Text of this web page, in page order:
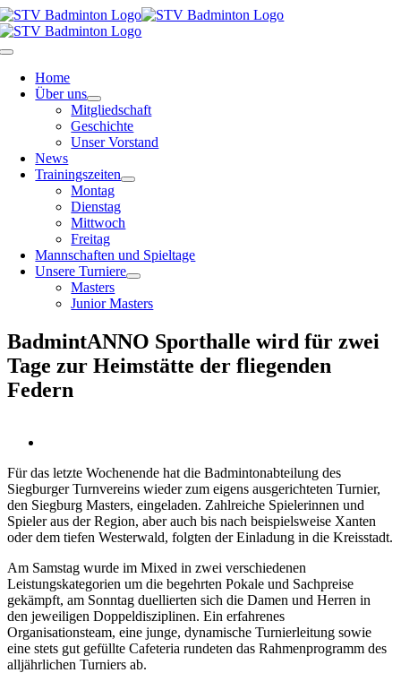
Zum
Inhalt
springen
Toggle
NavigationHome
Über uns
Mitgliedschaft
Geschichte
Unser Vorstand
News
Trainingszeiten
Montag
Dienstag
Mittwoch
Freitag
Mannschaften und Spieltage
Unsere Turniere
Masters
Junior Masters
BadmintANNO Sporthalle wird für zwei
Tage zur Heimstätte der fliegenden
Federn
Bild
Für das letzte Wochenende hat die Badmintonabteilung des
Siegburger Turnvereins wieder zum eigens ausgerichteten Turnier,
den Siegburg Masters, eingeladen. Zahlreiche Spielerinnen und
Spieler aus der Region, aber auch bis nach beispielsweise Xanten
oder dem tiefen Westerwald, folgten der Einladung in die Kreisstadt.
Am Samstag wurde im Mixed in zwei verschiedenen
Leistungskategorien um die begehrten Pokale und Sachpreise
gekämpft, am Sonntag duellierten sich die Damen und Herren in
den jeweiligen Doppeldisziplinen. Ein erfahrenes
Organisationsteam, eine junge, dynamische Turnierleitung sowie
eine stets gut gefüllte Cafeteria rundeten das Rahmenprogramm des
alljährlichen Turniers ab.